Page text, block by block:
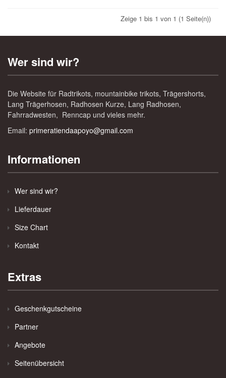
Zeige 1 bis 1 von 1 (1 Seite(n))
Wer sind wir?
Die Website für Radtrikots, mountainbike trikots, Trägershorts,
Lang Trägerhosen, Radhosen Kurze, Lang Radhosen,
Fahrradwesten, Renncap und vieles mehr.
Email: primeratiendaapoyo@gmail.com
Informationen
Wer sind wir?
Lieferdauer
Size Chart
Kontakt
Extras
Geschenkgutscheine
Partner
Angebote
Seitenübersicht